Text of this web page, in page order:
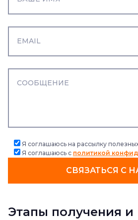
Я соглашаюсь на рассылку
Я соглашаюсь с политикой
СВЯЗАТЬСЯ С
Этапы получения и